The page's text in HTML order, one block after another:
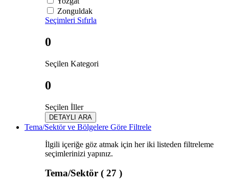
Zonguldak
Seçimleri Sıfırla
0
Seçilen Kategori
0
Seçilen İller
DETAYLI ARA
Tema/Sektör ve Bölgelere Göre Filtrele
İlgili içeriğe göz atmak için her iki listeden filtreleme
seçimlerinizi yapınız.
Tema/Sektör ( 27 )